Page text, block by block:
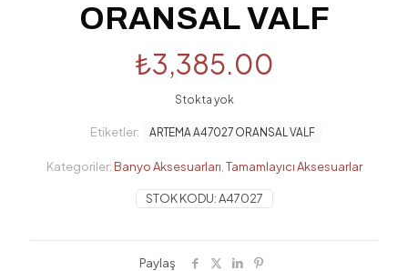
ORANSAL VALF
₺3,385.00
Stokta yok
STOK KODU:A47027
Kategoriler: Banyo Aksesuarları Tamamlayıcı Aksesuarlar
Etiketler: ARTEMA A47027 ORANSAL VALF
Paylaş